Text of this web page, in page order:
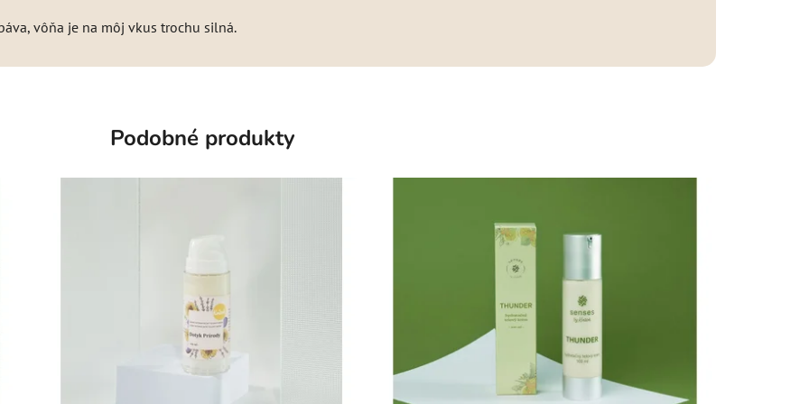
vôňa je na môj vkus trochu silná.
Podobné produkty